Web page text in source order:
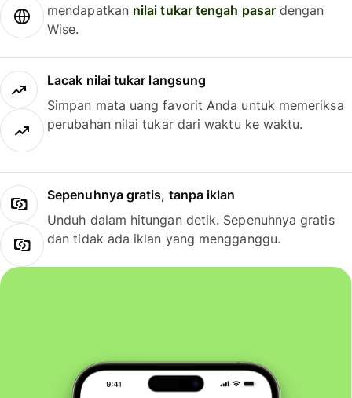
mendapatkan nilai tukar tengah pasardengan
Wise.
Lacak nilai tukar langsung
Simpan mata uang favorit Anda untuk memeriksa
perubahan nilai tukar dari waktu ke waktu.
Sepenuhnya gratis, tanpa iklan
Unduh dalam hitungan detik. Sepenuhnya gratis
dan tidak ada iklan yang mengganggu.